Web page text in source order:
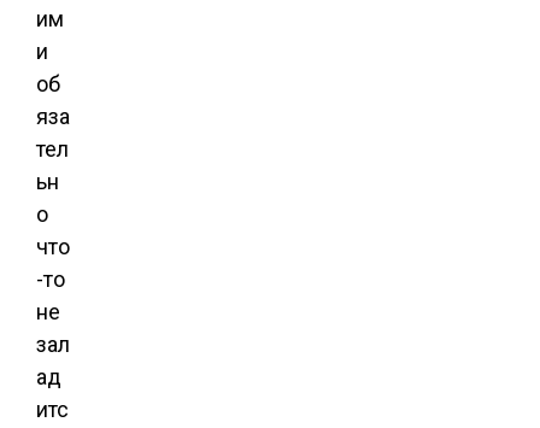
им
и
об
яза
тел
ьн
о
что
-то
не
зал
ад
итс